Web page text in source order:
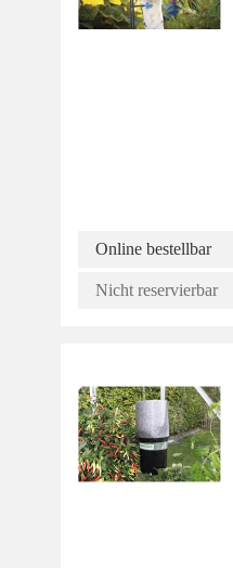
Online bestellbar
Nicht reservierbar